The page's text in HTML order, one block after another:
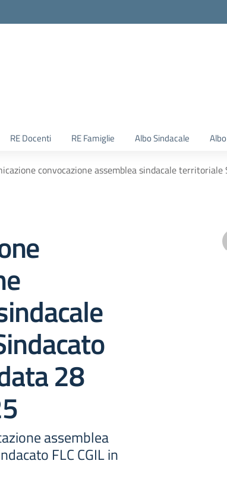
RE Docenti RE Famiglie Albo Sindacale
convocazione assemblea sindacale
28
assemblea
FLC CGIL in